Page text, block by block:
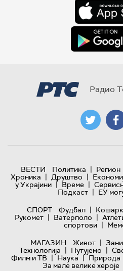
Радио
ВЕСТИ Политика | Регион
Хроника | Друштво |
у Украјини | Време |
Подкаст | ЕУ
СПОРТ
Фудбал |
Рукомет | Ватерполо |
спортови |
МАГАЗИН
Живот |
Технологијa | Путујемо |
Филм и ТВ | Наука | Природа
За мале велике хероје